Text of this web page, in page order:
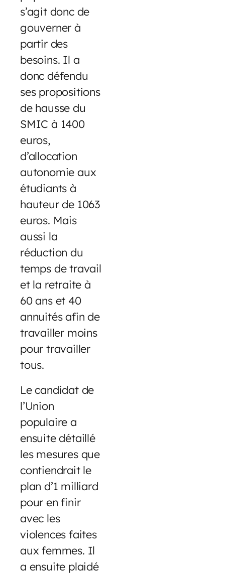
s’agit donc de
gouverner à
partir des
besoins. Il a
donc défendu
ses propositions
de hausse du
SMIC à 1400
euros,
d’allocation
autonomie aux
étudiants à
hauteur de 1063
euros. Mais
aussi la
réduction du
temps de travail
et la retraite à
60 ans et 40
annuités afin de
travailler moins
pour travailler
tous.
Le candidat de
l’Union
populaire a
ensuite détaillé
les mesures que
contiendrait le
plan d’1 milliard
pour en finir
avec les
violences faites
aux femmes. Il
a ensuite plaidé